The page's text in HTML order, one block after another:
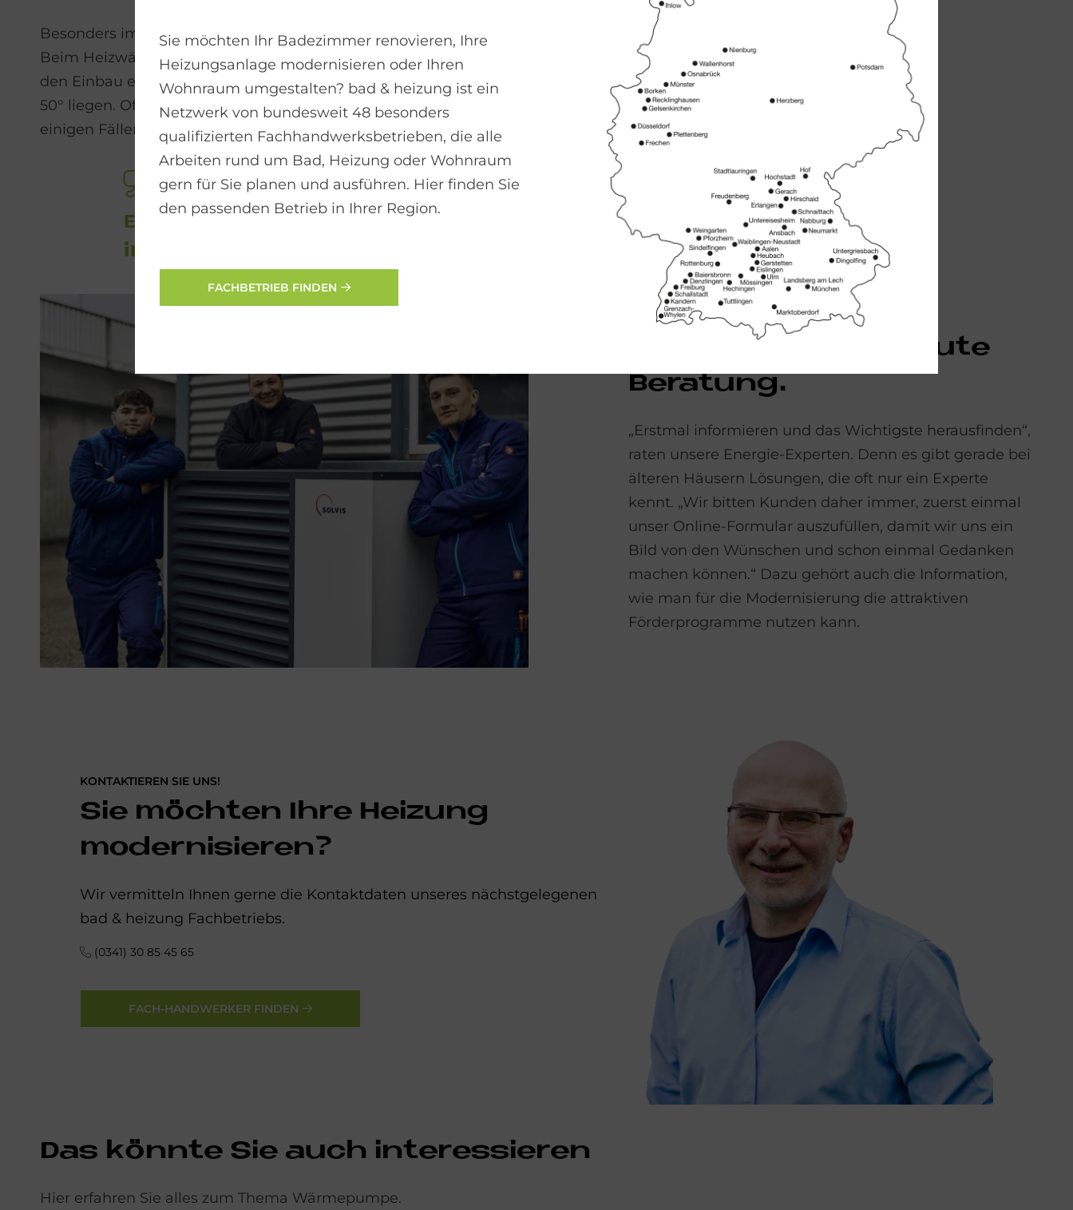
Besonders im Altbau gehört die Energieplanung in Profi-Hände. Gefragt sind Erfahrung und Systemkompetenz.
Beim Heizwärmebedarf spielt auch der energetische Gesamtzustand des Gebäudes eine Rolle. Entscheidend für
den Einbau einer Wärmepumpe ist die richtige Einstellung der Vorlauftemperatur. Sie sollte idealerweise unter
50° liegen. Oft empfehlen sich Lösungen, die auch kalte Speichertemperaturen effizient erhöhen können. In
einigen Fällen müssen Heizkörper ausgetauscht werden, um die Wärme im Haus richtig zu verteilen.
Eine rich­tig di­men­sio­nier­te Wär­me­pum­pe kann im Alt­bau auch
im Win­ter na­he­zu 100 % des Wär­me­be­dar­fs be­reit­stel­len.
ENERGIE-EXPERTEN
Der er­ste Schritt: Gute
Be­ra­tung.
„Erstmal informieren und das Wichtigste herausfinden“,
raten unsere Energie-Experten. Denn es gibt gerade bei
älteren Häusern Lösungen, die oft nur ein Experte
kennt. „Wir bitten Kunden daher immer, zuerst einmal
unser Online-Formular auszufüllen, damit wir uns ein
Bild von den Wünschen und schon einmal Gedanken
machen können.“ Dazu gehört auch die Information,
wie man für die Modernisierung die attraktiven
Förderprogramme nutzen kann.
KONTAKTIEREN SIE UNS!
Sie möchten Ihre Heizung
modernisieren?
Wir vermitteln Ihnen gerne die Kontaktdaten unseres nächstgelegenen
bad & heizung Fachbetriebs.
(0341) 30 85 45 65
FACH-HANDWERKER FINDEN
Das könn­te Sie auch in­ter­es­sie­ren
Hier erfahren Sie alles zum Thema Wärmepumpe.
Sie möchten Ihr Badezimmer renovieren, Ihre
Heizungsanlage modernisieren oder Ihren
Wohnraum umgestalten? bad & heizung ist ein
Netzwerk von bundesweit 48 besonders
qualifizierten Fachhandwerksbetrieben, die alle
Arbeiten rund um Bad, Heizung oder Wohnraum
gern für Sie planen und ausführen. Hier finden Sie
den passenden Betrieb in Ihrer Region.
FACHBETRIEB FINDEN